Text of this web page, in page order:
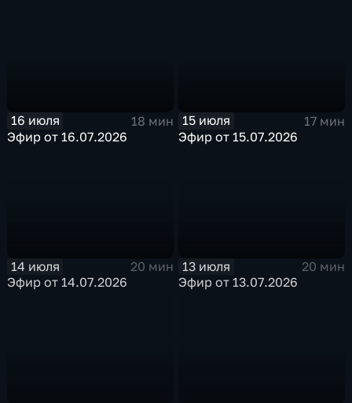
16 июля
18 мин
Эфир от 16.07.2026
15 июля
17 мин
Эфир от 15.07.2026
14 июля
20 мин
Эфир от 14.07.2026
13 июля
20 мин
Эфир от 13.07.2026